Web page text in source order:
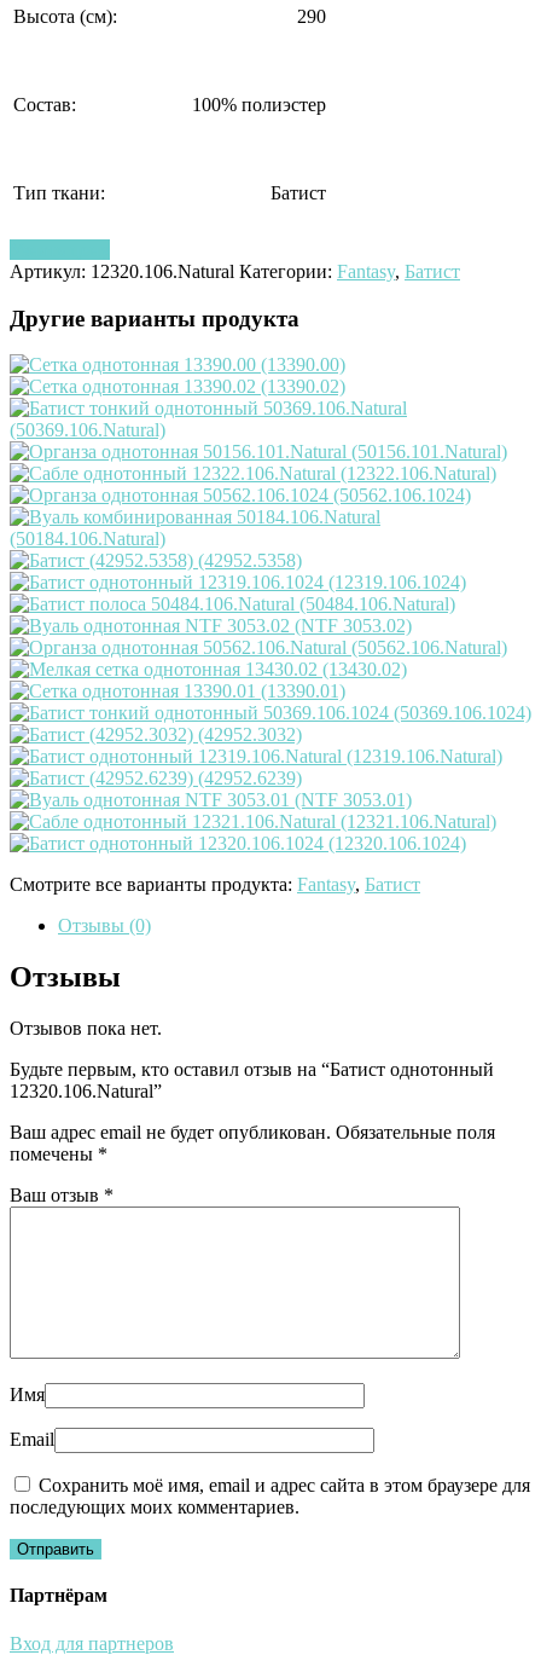
Высота (см): 290
Состав: 100% полиэстер
Тип ткани: Батист
Артикул: 12320.106.Natural Категории: Fantasy, Батист
Другие варианты продукта
Смотрите все варианты продукта: Fantasy, Батист
Отзывы (0)
Отзывы
Отзывов пока нет.
Будьте первым, кто оставил отзыв на “Батист однотонный
12320.106.Natural”
Ваш адрес email не будет опубликован. Обязательные поля
помечены *
Ваш отзыв *
Имя
Email
Сохранить моё имя, email и адрес сайта в этом браузере для
последующих моих комментариев.
Партнёрам
Вход для партнеров